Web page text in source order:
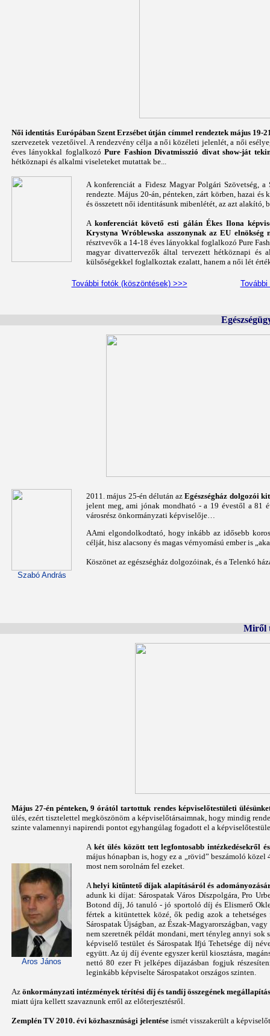
Női identitás Európában Szent Erzsébet útján címmel rendeztek május 19-
szervezetek vezetőivel. A rendezvény célja a női közéleti jelenlét, a női
éves lányokkal foglalkozóPure Fashion Divatmisszió divat show-ját
hétköznapi és alkalmi viseleteket mutattak be...
A konferenciát a Fidesz Magyar Polgári Szövetség,
rendezte. Május 20-án, pénteken, zárt körben, hazai
és összetett női identitásunk mibenlétét, az azt alakító,
Akonferenciát követő esti gálán Ékes Ilona
Krystyna Wróblewska asszonynak az EU elnökség
résztvevők a 14-18 éves lányokkal foglalkozó Pure
magyar divattervezők által tervezett hétköznapi
külsőségekkel foglalkoztak ezalatt, hanem a női lét
További fotók (köszöntések) >>>
Szabó András
2011. május 25-én délután azEgészségház dolgozói
jelent meg, ami jónak mondható - a 19 évestől a 81
városrész önkormányzati képviselője…
AAmi elgondolkodtató, hogy inkább az idősebb
célját, hisz alacsony és magas vérnyomású ember is
Köszönet az egészségház dolgozóinak, és a Telenkó
Miről
Május 27-én pénteken, 9 órától tartottuk rendes képviselőtestületi ülésünke
ülés, ezért tisztelettel megköszönöm a képviselőtársaimnak, hogy mindig
szinte valamennyi napirendi pontot egyhangúlag fogadott el a
Aros János
A két ülés között tett legfontosabb intézkedésekről
május hónapban is, hogy ez a „rövid” beszámoló
most nem sorolnám fel ezeket.
Ahelyi kitűntető díjak alapításáról és
adunk ki díjat: Sárospatak Város Díszpolgára, Pro
Botond díj, Jó tanuló - jó sportoló díj és Elismerő
fértek a kitüntettek közé, ők pedig azok a
Sárospatak Újságban, az Észak-Magyarországban,
nem szeretnék példát mondani, mert tényleg annyi
képviselő testület és Sárospatak Ifjú Tehetsége díj
együtt. Az új díj évente egyszer kerül kiosztásra,
nettó 80 ezer Ft jelképes díjazásban fogjuk
leginkább képviselte Sárospatakot országos szinten.
Az önkormányzati intézmények térítési díj és tandíj összegének
miatt újra kellett szavaznunk erről az előterjesztésről.
Zemplén TV 2010. évi közhasznúsági jelentése ismét visszakerült a